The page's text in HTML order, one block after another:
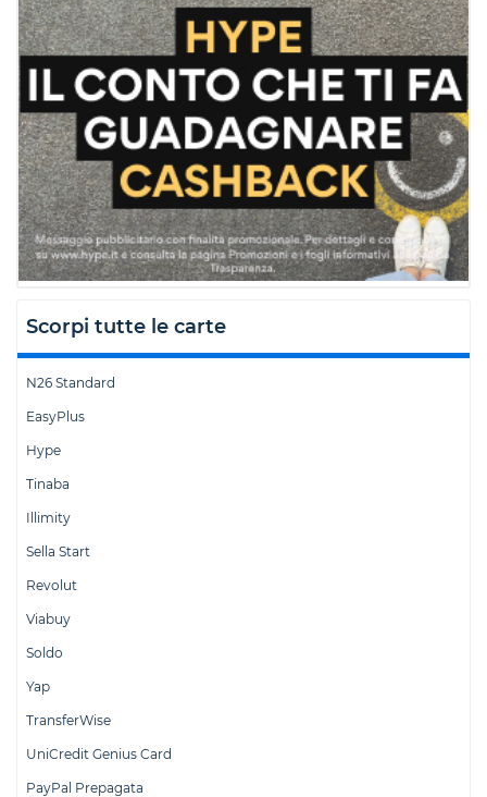
Scorpi tutte le carte
N26 Standard
EasyPlus
Hype
Tinaba
Illimity
Sella Start
Revolut
Viabuy
Soldo
Yap
TransferWise
UniCredit Genius Card
PayPal Prepagata